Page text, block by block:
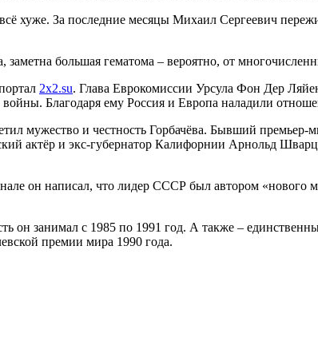
хуже. За последние месяцы Михаил Сергеевич
большая гематома – вероятно, от
2x2.su. Глава Еврокомиссии Урсула Фон Дер
Благодаря ему Россия и Европа наладили
мужество и честность Горбачёва. Бывший
актёр и экс-губернатор Калифорнии Арнольд
он написал, что лидер СССР был автором «нового
занимал с 1985 по 1991 год. А также –
премии мира 1990 года.